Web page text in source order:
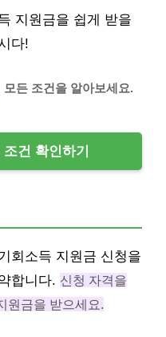
지원금을 쉽게 받을
다!
든 조건을 알아보세요.
건 확인하기
회소득 지원금 신청을
합니다. 신청 자격을
원금을 받으세요.